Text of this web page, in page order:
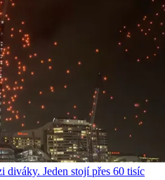
diváky. Jeden stojí přes 60 tisíc